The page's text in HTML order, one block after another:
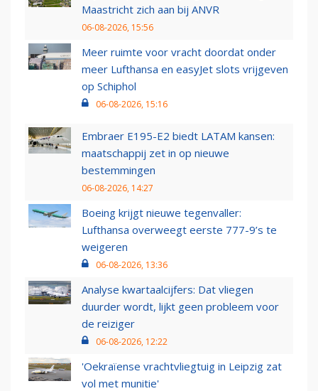
Maastricht zich aan bij ANVR
06-08-2026, 15:56
Meer ruimte voor vracht doordat onder
meer Lufthansa en easyJet slots vrijgeven
op Schiphol
06-08-2026, 15:16
Embraer E195-E2 biedt LATAM kansen:
maatschappij zet in op nieuwe
bestemmingen
06-08-2026, 14:27
Boeing krijgt nieuwe tegenvaller:
Lufthansa overweegt eerste 777-9’s te
weigeren
06-08-2026, 13:36
Analyse kwartaalcijfers: Dat vliegen
duurder wordt, lijkt geen probleem voor
de reiziger
06-08-2026, 12:22
'Oekraïense vrachtvliegtuig in Leipzig zat
vol met munitie'